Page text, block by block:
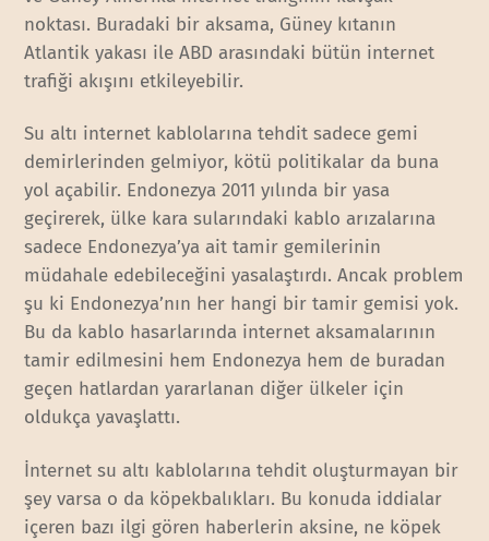
noktası. Buradaki bir aksama, Güney kıtanın
Atlantik yakası ile ABD arasındaki bütün internet
trafiği akışını etkileyebilir.
Su altı internet kablolarına tehdit sadece gemi
demirlerinden gelmiyor, kötü politikalar da buna
yol açabilir. Endonezya 2011 yılında bir yasa
geçirerek, ülke kara sularındaki kablo arızalarına
sadece Endonezya’ya ait tamir gemilerinin
müdahale edebileceğini yasalaştırdı. Ancak problem
şu ki Endonezya’nın her hangi bir tamir gemisi yok.
Bu da kablo hasarlarında internet aksamalarının
tamir edilmesini hem Endonezya hem de buradan
geçen hatlardan yararlanan diğer ülkeler için
oldukça yavaşlattı.
İnternet su altı kablolarına tehdit oluşturmayan bir
şey varsa o da köpekbalıkları. Bu konuda iddialar
içeren bazı ilgi gören haberlerin aksine, ne köpek